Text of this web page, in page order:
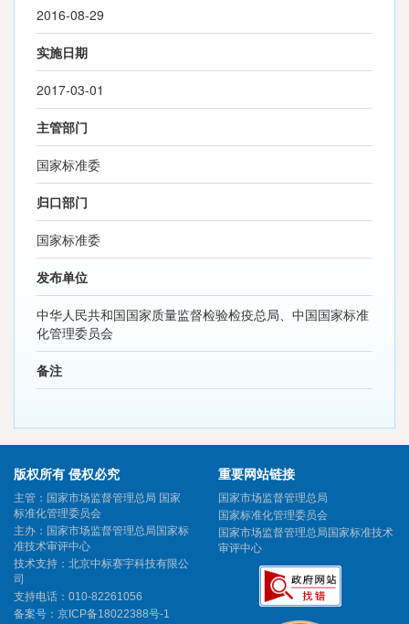
2016-08-29
实施日期
2017-03-01
主管部门
国家标准委
归口部门
国家标准委
发布单位
中华人民共和国国家质量监督检验检疫总局、中国国家标准
化管理委员会
备注
版权所有 侵权必究
主管：国家市场监督管理总局 国家
标准化管理委员会
主办：国家市场监督管理总局国家标
准技术审评中心
技术支持：北京中标赛宇科技有限公
司
支持电话：010-82261056
备案号： 京ICP备18022388号-1
重要网站链接
国家市场监督管理总局
国家标准化管理委员会
国家市场监督管理总局国家标准技术
审评中心